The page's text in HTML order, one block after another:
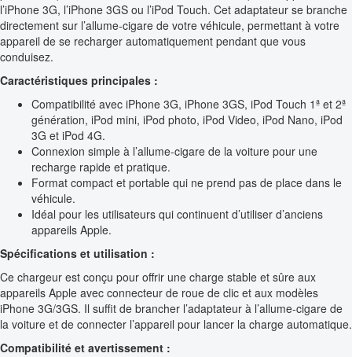
l’iPhone 3G, l’iPhone 3GS ou l’iPod Touch. Cet adaptateur se branche
directement sur l’allume-cigare de votre véhicule, permettant à votre
appareil de se recharger automatiquement pendant que vous
conduisez.
Caractéristiques principales :
Compatibilité avec iPhone 3G, iPhone 3GS, iPod Touch 1ª et 2ª
génération, iPod mini, iPod photo, iPod Video, iPod Nano, iPod
3G et iPod 4G.
Connexion simple à l’allume-cigare de la voiture pour une
recharge rapide et pratique.
Format compact et portable qui ne prend pas de place dans le
véhicule.
Idéal pour les utilisateurs qui continuent d’utiliser d’anciens
appareils Apple.
Spécifications et utilisation :
Ce chargeur est conçu pour offrir une charge stable et sûre aux
appareils Apple avec connecteur de roue de clic et aux modèles
iPhone 3G/3GS. Il suffit de brancher l’adaptateur à l’allume-cigare de
la voiture et de connecter l’appareil pour lancer la charge automatique.
Compatibilité et avertissement :